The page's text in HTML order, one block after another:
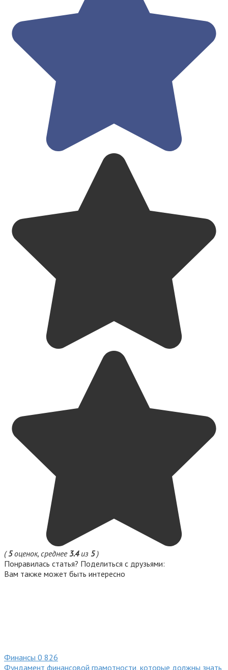
(5оценок, среднее 3.4из 5)
Понравилась статья? Поделиться с друзьями:
Вам также может быть интересно
Финансы 0 826
Фундамент финансовой грамотности, которые должны знать